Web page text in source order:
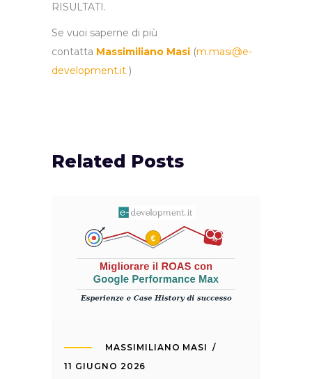
RISULTATI.
Se vuoi saperne di più
contatta Massimiliano Masi (m.masi@e-
development.it )
Related Posts
MASSIMILIANO MASI
11 GIUGNO 2026